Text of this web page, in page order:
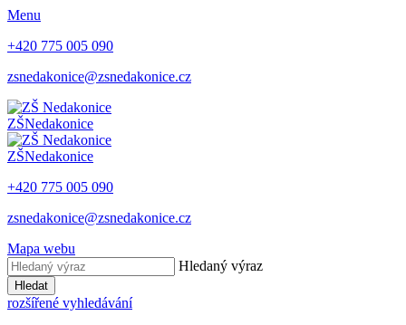
Menu
+420 775 005 090
zsnedakonice@zsnedakonice.cz
ZŠNedakonice
ZŠNedakonice
+420 775 005 090
zsnedakonice@zsnedakonice.cz
Mapa webu
Hledaný výraz
Hledat
rozšířené vyhledávání